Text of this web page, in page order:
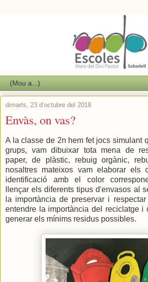
dimarts, 23 d’octubre del 2018
Envàs, on vas?
A la classe de 2n hem fet jocs simulant
grups, vam dibuixar tota mena de
paper, de plàstic, rebuig orgànic,
nosaltres mateixos vam elaborar els
identificació amb el color
llençar els diferents tipus d'envasos al
la importància de preservar i
entendre la importància del reciclatge i
generar els mínims residus possibles.